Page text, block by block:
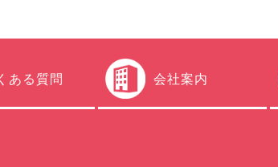
ある質問 会社案内